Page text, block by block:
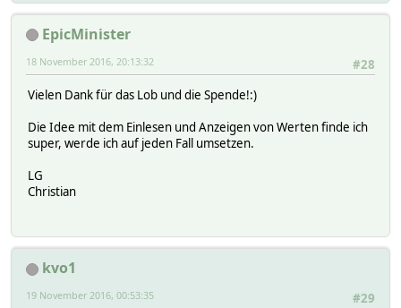
EpicMinister
#28
18 November 2016, 20:13:32
Vielen Dank für das Lob und die Spende!:)
Die Idee mit dem Einlesen und Anzeigen von Werten finde ich
super, werde ich auf jeden Fall umsetzen.
LG
Christian
kvo1
#29
19 November 2016, 00:53:35